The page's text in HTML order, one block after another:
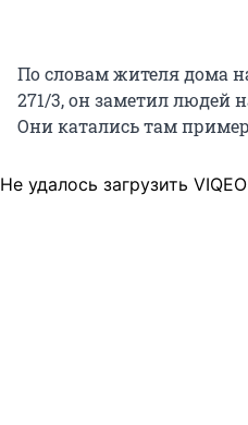
По словам жителя дома
271/3, он заметил людей
Они катались там
Не удалось загрузить VIQEO